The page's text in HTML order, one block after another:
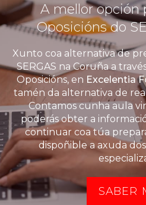
A mellor opción
Oposicións do
Xunto coa alternativa de
SERGAS na Coruña a
Oposicións, en Excelentia
tamén da alternativa de
Contamos cunha aula
poderás obter a
continuar coa túa
dispoñible a axuda
SABER